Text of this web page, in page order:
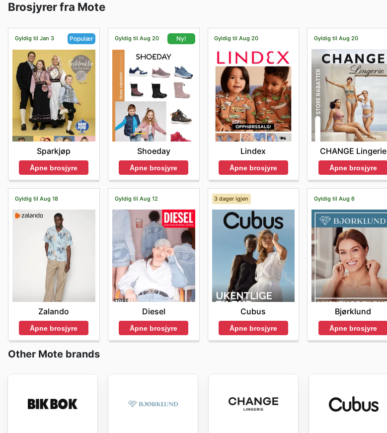
Brosjyrer fra Mote
Gyldig til Jan 3 Populær
Sparkjøp
Åpne brosjyre
Gyldig til Aug 20 Ny!
Shoeday
Åpne brosjyre
Gyldig til Aug 20
Lindex
Åpne brosjyre
Gyldig til Aug 20
CHANGE Lingerie
Åpne brosjyre
Gyldig til Aug 18
Zalando
Åpne brosjyre
Gyldig til Aug 12
Diesel
Åpne brosjyre
3 dager igjen
Cubus
Åpne brosjyre
Gyldig til Aug 6
Bjørklund
Åpne brosjyre
Other Mote brands